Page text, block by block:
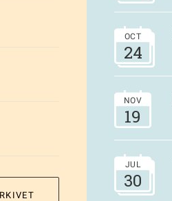
OCT
24
NOV
19
JUL
30